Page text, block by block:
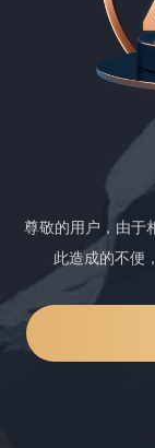
尊敬的用户，由于
此造成的不便